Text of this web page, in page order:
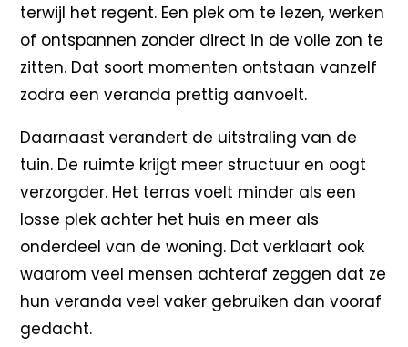
terwijl het regent. Een plek om te lezen, werken
of ontspannen zonder direct in de volle zon te
zitten. Dat soort momenten ontstaan vanzelf
zodra een veranda prettig aanvoelt.
Daarnaast verandert de uitstraling van de
tuin. De ruimte krijgt meer structuur en oogt
verzorgder. Het terras voelt minder als een
losse plek achter het huis en meer als
onderdeel van de woning. Dat verklaart ook
waarom veel mensen achteraf zeggen dat ze
hun veranda veel vaker gebruiken dan vooraf
gedacht.